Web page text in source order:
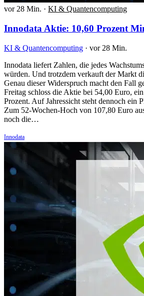
vor 28 Min. · KI & Quantencomputing
Innodata Aktie: 10,60 Prozent
KI & Quantencomputing · vor 28 Min.
Innodata liefert Zahlen, die jedes
würden. Und trotzdem verkauft der Markt
Genau dieser Widerspruch macht den Fall
Freitag schloss die Aktie bei 54,00 Euro,
Prozent. Auf Jahressicht steht dennoch ein
Zum 52-Wochen-Hoch von 107,80 Euro
noch die…
Innodata